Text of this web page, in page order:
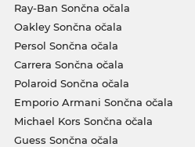
Ray-Ban Sončna očala
Oakley Sončna očala
Persol Sončna očala
Carrera Sončna očala
Polaroid Sončna očala
Emporio Armani Sončna očala
Michael Kors Sončna očala
Guess Sončna očala